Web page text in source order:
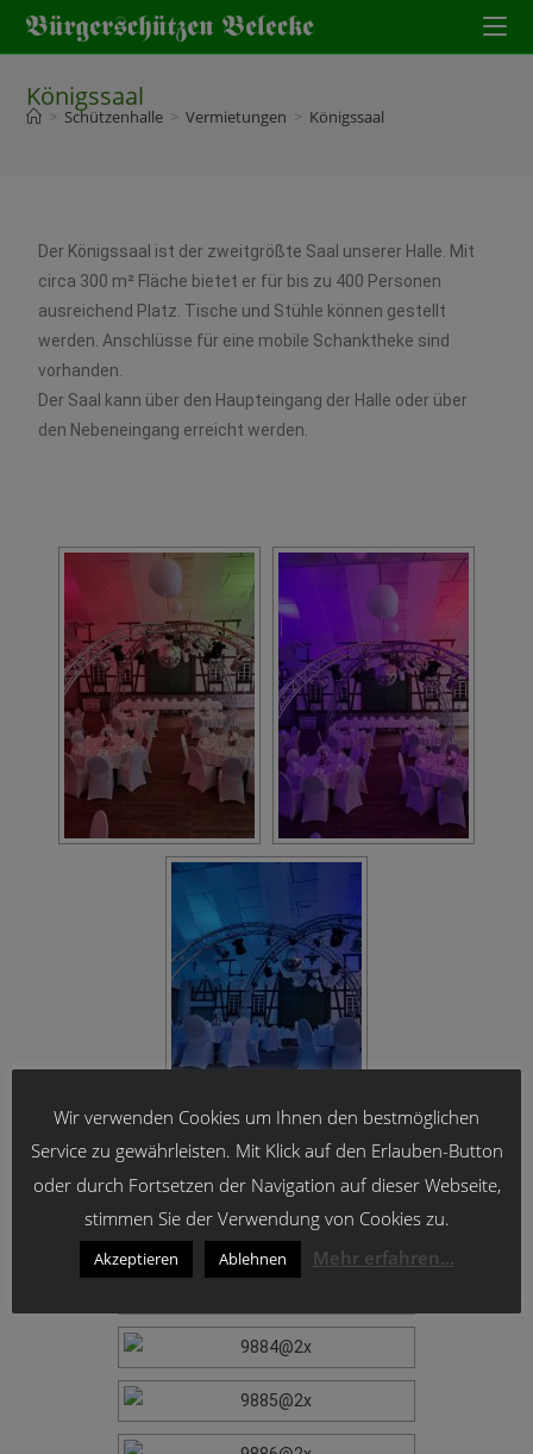
Königssaal
> Schützenhalle > Vermietungen > Königssaal
Der Königssaal ist der zweitgrößte Saal unserer Halle. Mit
circa 300 m² Fläche bietet er für bis zu 400 Personen
ausreichend Platz. Tische und Stühle können gestellt
werden. Anschlüsse für eine mobile Schanktheke sind
vorhanden.
Der Saal kann über den Haupteingang der Halle oder über
den Nebeneingang erreicht werden.
Wir verwenden Cookies um Ihnen den bestmöglichen
Service zu gewährleisten. Mit Klick auf den Erlauben-Button
oder durch Fortsetzen der Navigation auf dieser Webseite,
stimmen Sie der Verwendung von Cookies zu.
Akzeptieren Ablehnen Mehr erfahren...